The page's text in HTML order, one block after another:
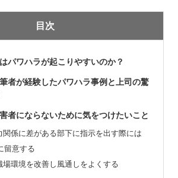
目次
パワハラが起こりやすいのか？
者が経験したパワハラ事例と上司の驚
者にならないために気をつけたいこと
関係に差がある部下に指示を出す際には
留意する
場環境を改善し風通しをよくする